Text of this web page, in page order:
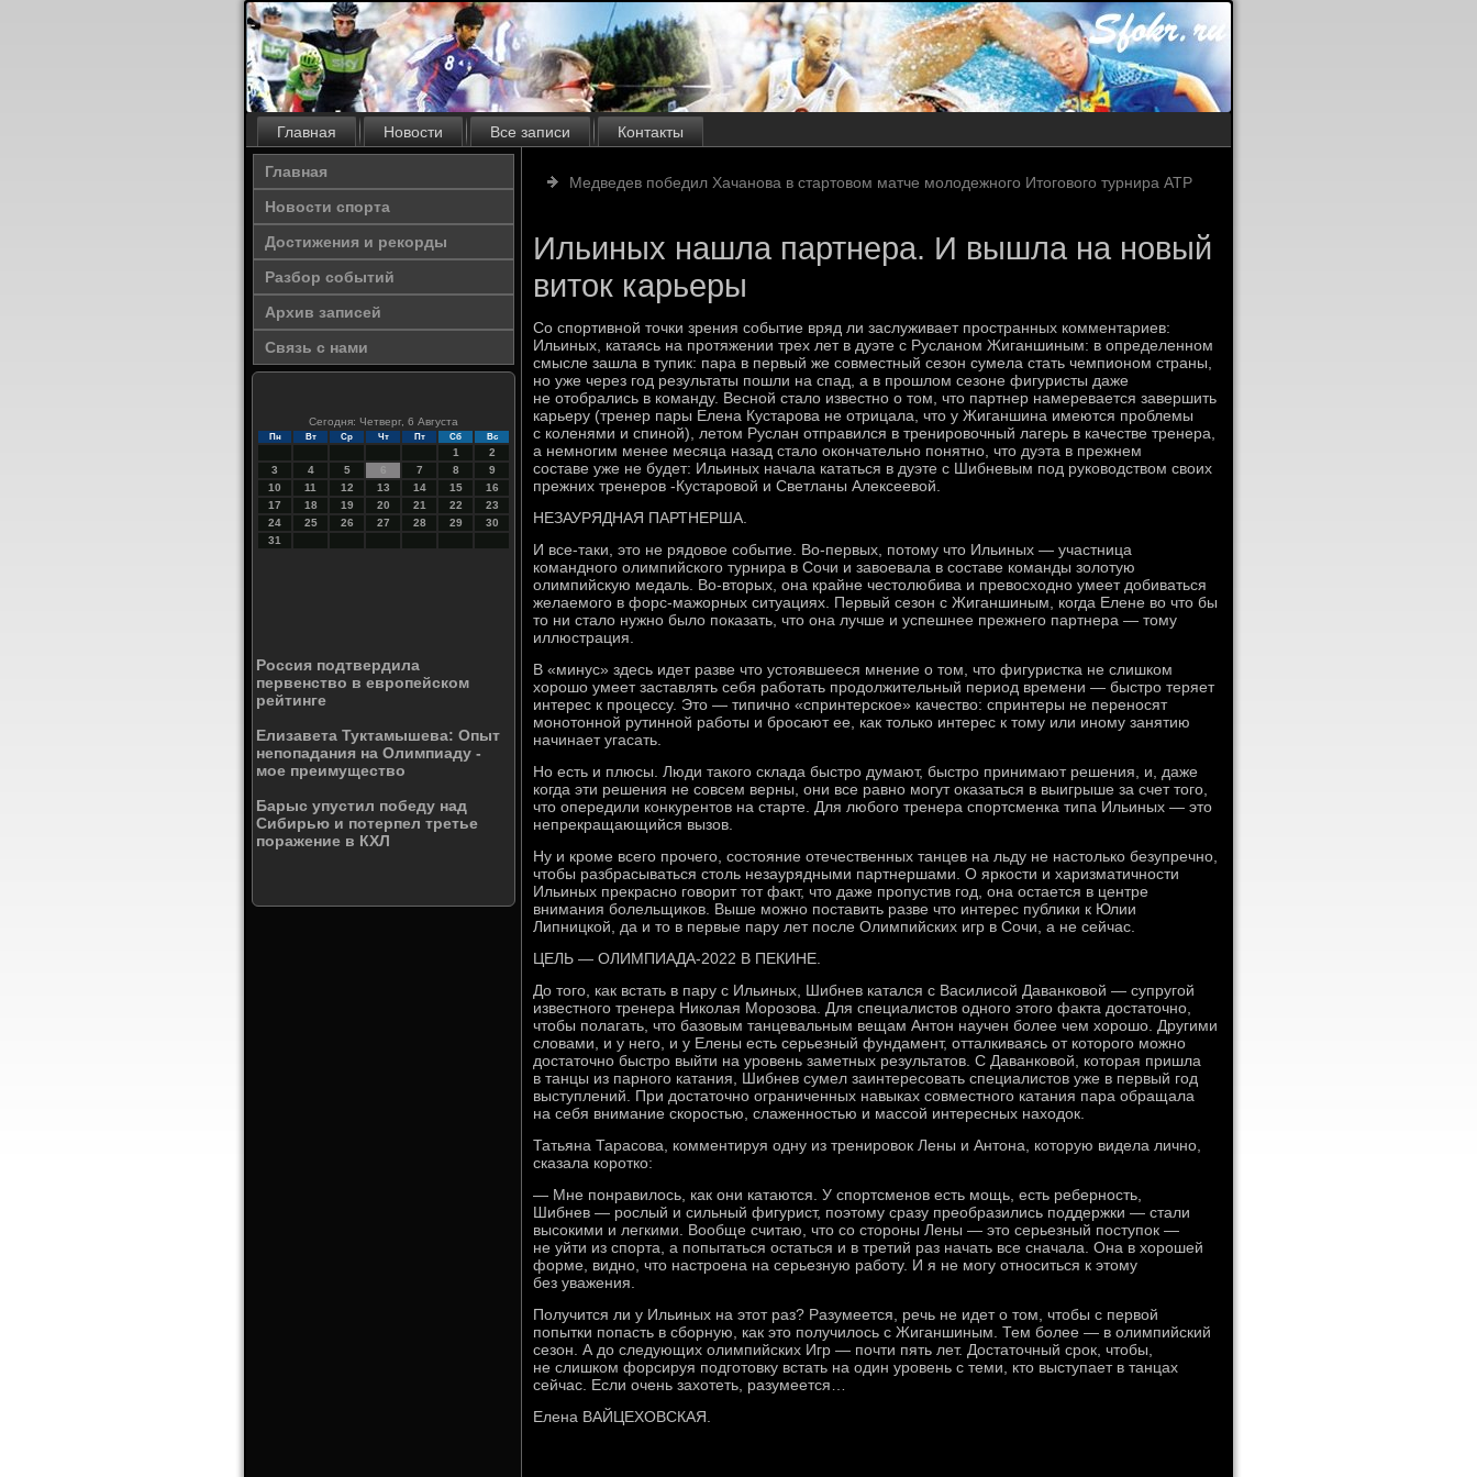
Главная Новости Все записи Контакты
Главная
Новости спорта
Достижения и рекорды
Разбор событий
Архив записей
Связь с нами
Сегодня: Четверг, 6 Августа
Пн Вт Ср Чт Пт Сб Вс
1
2
3
4 5 6 7 8
9
10
11 12 13 14 15
16
17
18 19 20 21 22
23
24
25 26 27 28 29
30
31
Россия подтвердила
первенство в европейском
рейтинге
Елизавета Туктамышева: Опыт
непопадания на Олимпиаду -
мое преимущество
Барыс упустил победу над
Сибирью и потерпел третье
поражение в КХЛ
Медведев победил Хачанова в стартовом матче молодежного Итогового турнира ATP
Ильиных нашла партнера. И вышла на новый
виток карьеры
Со спортивной точки зрения событие вряд ли заслуживает пространных комментариев:
Ильиных, катаясь на протяжении трех лет в дуэте с Русланом Жиганшиным: в определенном
смысле зашла в тупик: пара в первый же совместный сезон сумела стать чемпионом страны,
но уже через год результаты пошли на спад, а в прошлом сезоне фигуристы даже
не отобрались в команду. Весной стало известно о том, что партнер намеревается завершить
карьеру (тренер пары Елена Кустарова не отрицала, что у Жиганшина имеются проблемы
с коленями и спиной), летом Руслан отправился в тренировочный лагерь в качестве тренера,
а немногим менее месяца назад стало окончательно понятно, что дуэта в прежнем
составе уже не будет: Ильиных начала кататься в дуэте с Шибневым под руководством своих
прежних тренеров -Кустаровой и Светланы Алексеевой.
НЕЗАУРЯДНАЯ ПАРТНЕРША.
И все-таки, это не рядовое событие. Во-первых, потому что Ильиных — участница
командного олимпийского турнира в Сочи и завоевала в составе команды золотую
олимпийскую медаль. Во-вторых, она крайне честолюбива и превосходно умеет добиваться
желаемого в форс-мажорных ситуациях. Первый сезон с Жиганшиным, когда Елене во что бы
то ни стало нужно было показать, что она лучше и успешнее прежнего партнера — тому
иллюстрация.
В «минус» здесь идет разве что устоявшееся мнение о том, что фигуристка не слишком
хорошо умеет заставлять себя работать продолжительный период времени — быстро теряет
интерес к процессу. Это — типично «спринтерское» качество: спринтеры не переносят
монотонной рутинной работы и бросают ее, как только интерес к тому или иному занятию
начинает угасать.
Но есть и плюсы. Люди такого склада быстро думают, быстро принимают решения, и, даже
когда эти решения не совсем верны, они все равно могут оказаться в выигрыше за счет того,
что опередили конкурентов на старте. Для любого тренера спортсменка типа Ильиных — это
непрекращающийся вызов.
Ну и кроме всего прочего, состояние отечественных танцев на льду не настолько безупречно,
чтобы разбрасываться столь незаурядными партнершами. О яркости и харизматичности
Ильиных прекрасно говорит тот факт, что даже пропустив год, она остается в центре
внимания болельщиков. Выше можно поставить разве что интерес публики к Юлии
Липницкой, да и то в первые пару лет после Олимпийских игр в Сочи, а не сейчас.
ЦЕЛЬ — ОЛИМПИАДА-2022 В ПЕКИНЕ.
До того, как встать в пару с Ильиных, Шибнев катался с Василисой Даванковой — супругой
известного тренера Николая Морозова. Для специалистов одного этого факта достаточно,
чтобы полагать, что базовым танцевальным вещам Антон научен более чем хорошо. Другими
словами, и у него, и у Елены есть серьезный фундамент, отталкиваясь от которого можно
достаточно быстро выйти на уровень заметных результатов. С Даванковой, которая пришла
в танцы из парного катания, Шибнев сумел заинтересовать специалистов уже в первый год
выступлений. При достаточно ограниченных навыках совместного катания пара обращала
на себя внимание скоростью, слаженностью и массой интересных находок.
Татьяна Тарасова, комментируя одну из тренировок Лены и Антона, которую видела лично,
сказала коротко:
— Мне понравилось, как они катаются. У спортсменов есть мощь, есть реберность,
Шибнев — рослый и сильный фигурист, поэтому сразу преобразились поддержки — стали
высокими и легкими. Вообще считаю, что со стороны Лены — это серьезный поступок —
не уйти из спорта, а попытаться остаться и в третий раз начать все сначала. Она в хорошей
форме, видно, что настроена на серьезную работу. И я не могу относиться к этому
без уважения.
Получится ли у Ильиных на этот раз? Разумеется, речь не идет о том, чтобы с первой
попытки попасть в сборную, как это получилось с Жиганшиным. Тем более — в олимпийский
сезон. А до следующих олимпийских Игр — почти пять лет. Достаточный срок, чтобы,
не слишком форсируя подготовку встать на один уровень с теми, кто выступает в танцах
сейчас. Если очень захотеть, разумеется…
Елена ВАЙЦЕХОВСКАЯ.